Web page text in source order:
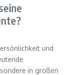
und
in großen